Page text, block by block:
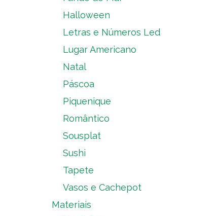
Halloween
Letras e Números Led
Lugar Americano
Natal
Páscoa
Piquenique
Romântico
Sousplat
Sushi
Tapete
Vasos e Cachepot
Materiais